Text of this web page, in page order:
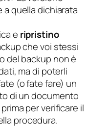
a quella dichiarata
e ripristino
che voi stessi
del backup non è
ma di poterli
(o fate fare) un
di un documento
per verificare il
procedura.